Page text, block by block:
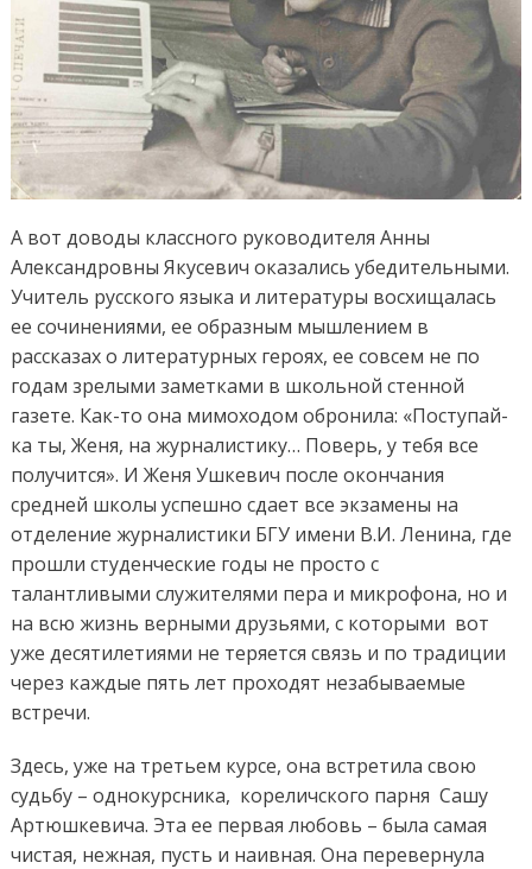
А вот доводы классного руководителя Анны
Александровны Якусевич оказались убедительными.
Учитель русского языка и литературы восхищалась
ее сочинениями, ее образным мышлением в
рассказах о литературных героях, ее совсем не по
годам зрелыми заметками в школьной стенной
газете. Как-то она мимоходом обронила: «Поступай-
ка ты, Женя, на журналистику… Поверь, у тебя все
получится». И Женя Ушкевич после окончания
средней школы успешно сдает все экзамены на
отделение журналистики БГУ имени В.И. Ленина, где
прошли студенческие годы не просто с
талантливыми служителями пера и микрофона, но и
на всю жизнь верными друзьями, с которыми вот
уже десятилетиями не теряется связь и по традиции
через каждые пять лет проходят незабываемые
встречи.
Здесь, уже на третьем курсе, она встретила свою
судьбу – однокурсника, кореличского парня Сашу
Артюшкевича. Эта ее первая любовь – была самая
чистая, нежная, пусть и наивная. Она перевернула